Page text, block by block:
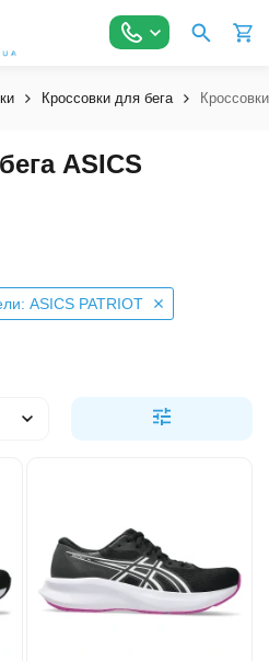
Кроссовки для бега
ASICS
ASICS PATRIOT